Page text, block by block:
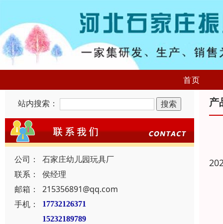
首页
站内搜索：
公司：
石家庄幼儿园玩具厂
联系：
侯经理
邮箱：
215356891@qq.com
手机：
17732126371
15232189789
产